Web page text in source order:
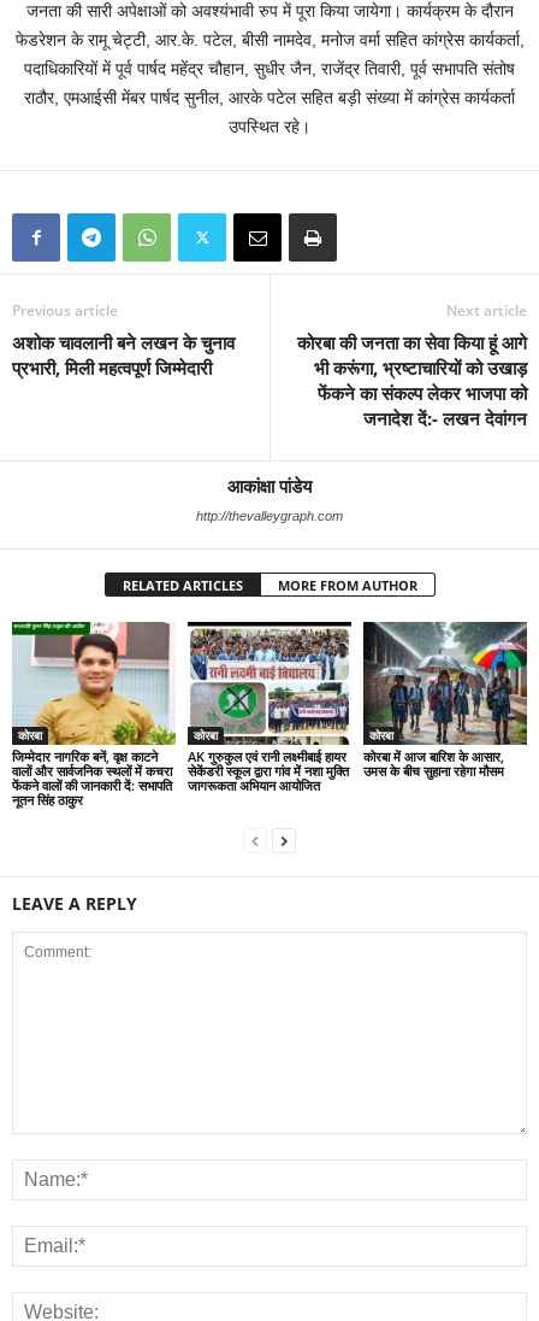
जनता की सारी अपेक्षाओं को अवश्यंभावी रुप में पूरा किया जायेगा। कार्यक्रम के दौरान
फेडरेशन के रामू चेट्टी, आर.के. पटेल, बीसी नामदेव, मनोज वर्मा सहित कांग्रेस कार्यकर्ता,
पदाधिकारियों में पूर्व पार्षद महेंद्र चौहान, सुधीर जैन, राजेंद्र तिवारी, पूर्व सभापति संतोष
राठौर, एमआईसी मेंबर पार्षद सुनील, आरके पटेल सहित बड़ी संख्या में कांग्रेस कार्यकर्ता
उपस्थित रहे।
Previous article
अशोक चावलानी बने लखन के चुनाव
प्रभारी, मिली महत्वपूर्ण जिम्मेदारी
Next article
कोरबा की जनता का सेवा किया हूं आगे
भी करूंगा, भ्रष्टाचारियों को उखाड़
फेंकने का संकल्प लेकर भाजपा को
जनादेश दें:- लखन देवांगन
आकांक्षा पांडेय
http://thevalleygraph.com
RELATED ARTICLES MORE FROM AUTHOR
कोरबा
जिम्मेदार नागरिक बनें, वृक्ष काटने
वालों और सार्वजनिक स्थलों में कचरा
फेंकने वालों की जानकारी दें: सभापति
नूतन सिंह ठाकुर
कोरबा
AK गुरुकुल एवं रानी लक्ष्मीबाई हायर
सेकेंडरी स्कूल द्वारा गांव में नशा मुक्ति
जागरूकता अभियान आयोजित
कोरबा
कोरबा में आज बारिश के आसार,
उमस के बीच सुहाना रहेगा मौसम
LEAVE A REPLY